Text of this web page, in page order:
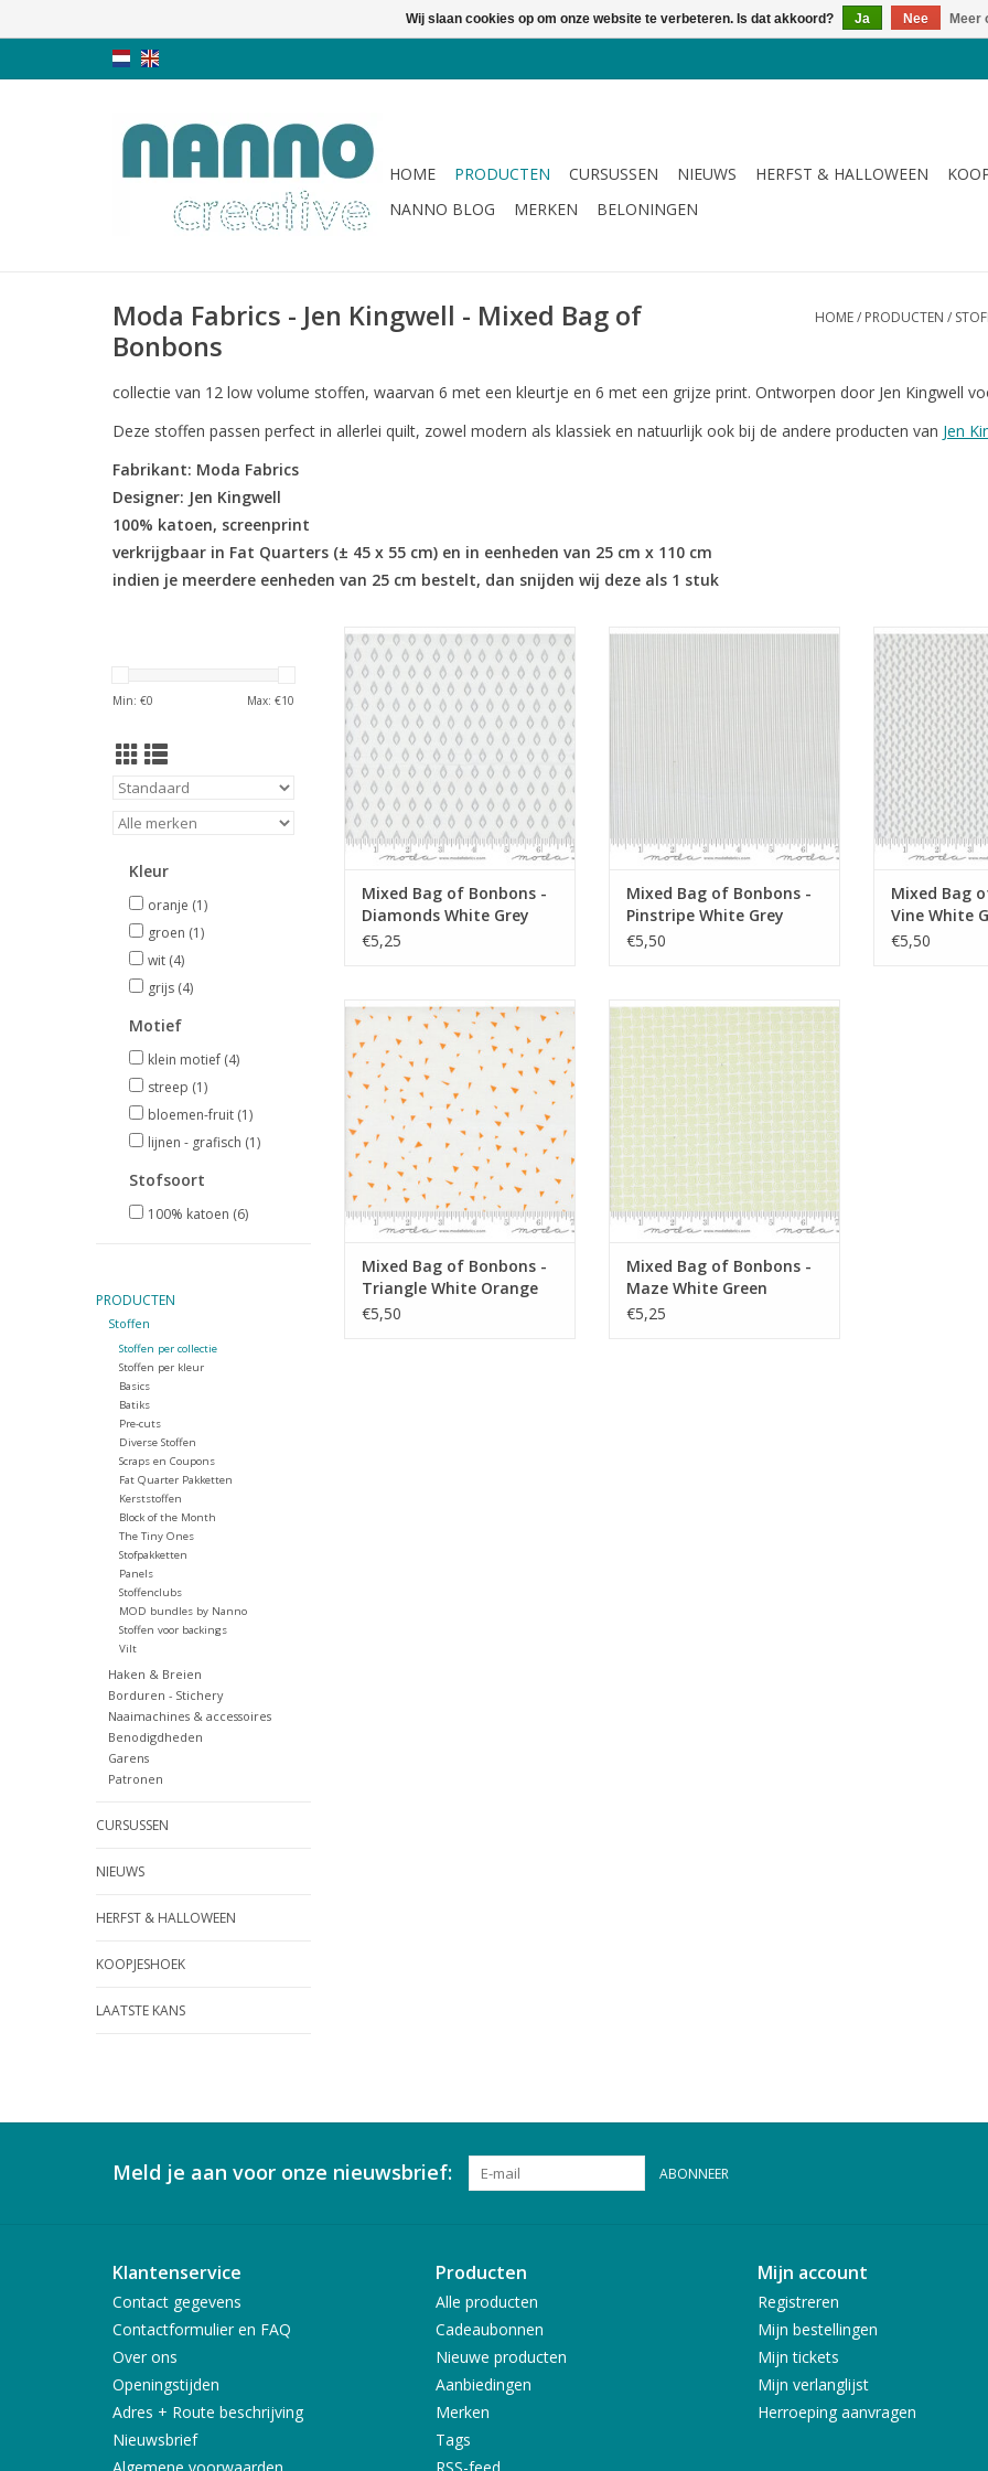
HOME PRODUCTEN CURSUSSEN NIEUWS HERFST & HALLOWEEN
NANNO BLOG
MERKEN BELONINGEN
Moda Fabrics - Jen Kingwell - Mixed Bag of
Bonbons
HOME/ PRODUCTEN /
collectie van 12 low volume stoffen, waarvan 6 met een kleurtje en 6 met een grijze print. Ontworpen door Jen Kingwell
Deze stoffen passen perfect in allerlei quilt, zowel modern als klassiek en natuurlijk ook bij de andere producten van Jen
Fabrikant: Moda Fabrics
Designer: Jen Kingwell
100% katoen, screenprint
verkrijgbaar in Fat Quarters (± 45 x 55 cm) en in eenheden van 25 cm x 110 cm
indien je meerdere eenheden van 25 cm bestelt, dan snijden wij deze als 1 stuk
Min: €0 Max: €10
Kleur
oranje (1)
groen (1)
wit (4)
grijs (4)
Motief
klein motief (4)
streep (1)
bloemen-fruit (1)
lijnen - grafisch (1)
Stofsoort
100% katoen (6)
PRODUCTEN
Stoffen
Stoffen per collectie
Stoffen per kleur
Basics
Batiks
Pre-cuts
Diverse Stoffen
Scraps en Coupons
Fat Quarter Pakketten
Kerststoffen
Block of the Month
The Tiny Ones
Stofpakketten
Panels
Stoffenclubs
MOD bundles by Nanno
Stoffen voor backings
Vilt
Haken & Breien
Borduren - Stichery
Naaimachines & accessoires
Benodigdheden
Garens
Patronen
CURSUSSEN
NIEUWS
HERFST & HALLOWEEN
KOOPJESHOEK
LAATSTE KANS
low volume met grijze diamanten
TOEVOEGEN AAN WINKELWAGEN
Mixed Bag of Bonbons -
Diamonds White Grey
€5,25
low volume met heel fijn dun
Mixed Bag of Bonbons -
Pinstripe White Grey
€5,50
low
TOEVOEGEN
Mixed Bag
Vine White
€5,50
;ow volume met oranje
driehoekjes
TOEVOEGEN AAN WINKELWAGEN
Mixed Bag of Bonbons -
Triangle White Orange
€5,50
low volume stof met groene
doolhof motieven
TOEVOEGEN AAN WINKELWAGEN
Mixed Bag of Bonbons -
Maze White Green
€5,25
Meld je aan voor onze nieuwsbrief: ABONNEER
Klantenservice
Contact gegevens
Contactformulier en FAQ
Over ons
Openingstijden
Adres + Route beschrijving
Nieuwsbrief
Producten
Alle producten
Cadeaubonnen
Nieuwe producten
Aanbiedingen
Merken
Tags
Mijn account
Registreren
Mijn bestellingen
Mijn tickets
Mijn verlanglijst
Herroeping aanvragen
Wij slaan cookies op om onze website te verbeteren. Is dat akkoord? Ja Nee Meer